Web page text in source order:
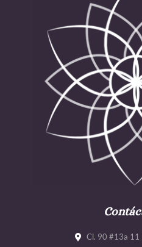
Cl. 90 #13a 11